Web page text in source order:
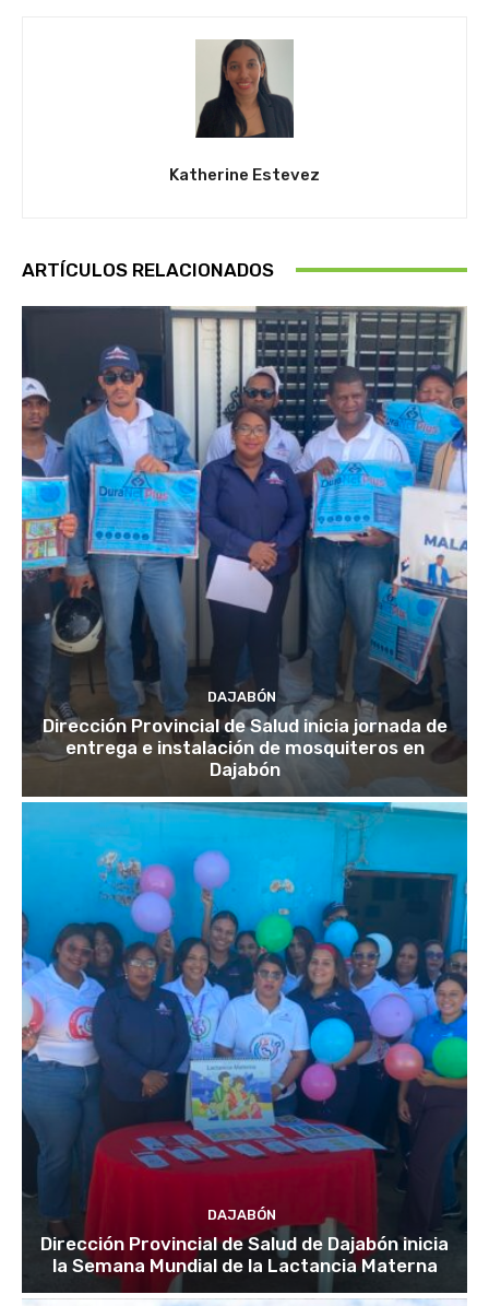
Katherine Estevez
ARTÍCULOS RELACIONADOS
DAJABÓN
Dirección Provincial de Salud inicia jornada de
entrega e instalación de mosquiteros en
Dajabón
DAJABÓN
Dirección Provincial de Salud de Dajabón inicia
la Semana Mundial de la Lactancia Materna